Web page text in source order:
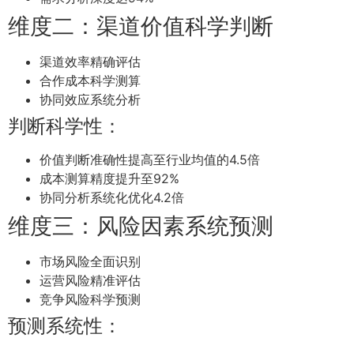
维度二：渠道价值科学判断
渠道效率精确评估
合作成本科学测算
协同效应系统分析
判断科学性：
价值判断准确性提高至行业均值的4.5倍
成本测算精度提升至92%
协同分析系统化优化4.2倍
维度三：风险因素系统预测
市场风险全面识别
运营风险精准评估
竞争风险科学预测
预测系统性：